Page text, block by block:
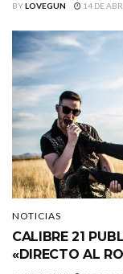
BYLOVEGUN 14 DE
NOTICIAS
CALIBRE 21
«DIRECTO AL